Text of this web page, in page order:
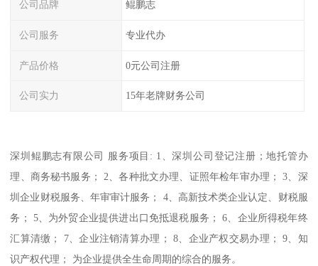
公司品牌 鲲鹏志
公司服务 专业代办
产品价格 0元公司注册
公司实力 15年老牌财务公司
深圳鲲鹏志有限公司 服务项目: 1、深圳公司登记注册；地托管办
理、商务秘书服务； 2、各种批文办理、证照年检年审办理； 3、深
圳企业财税服务、年审审计服务； 4、高新技术类企业认定、财税服
务； 5、为外贸企业提供进出口免抵退税服务； 6、企业所得税年终
汇算清缴； 7、企业注销清算办理； 8、企业产权交易办理； 9、知
识产权代理； 为企业提供全生命周期的综合的服务。